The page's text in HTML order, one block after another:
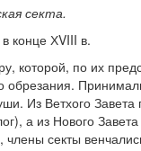
секты, справочник
секта.
конце ХVIII в.
которой, по их
обрезания.
Из Ветхого Завета
а из Нового
секты